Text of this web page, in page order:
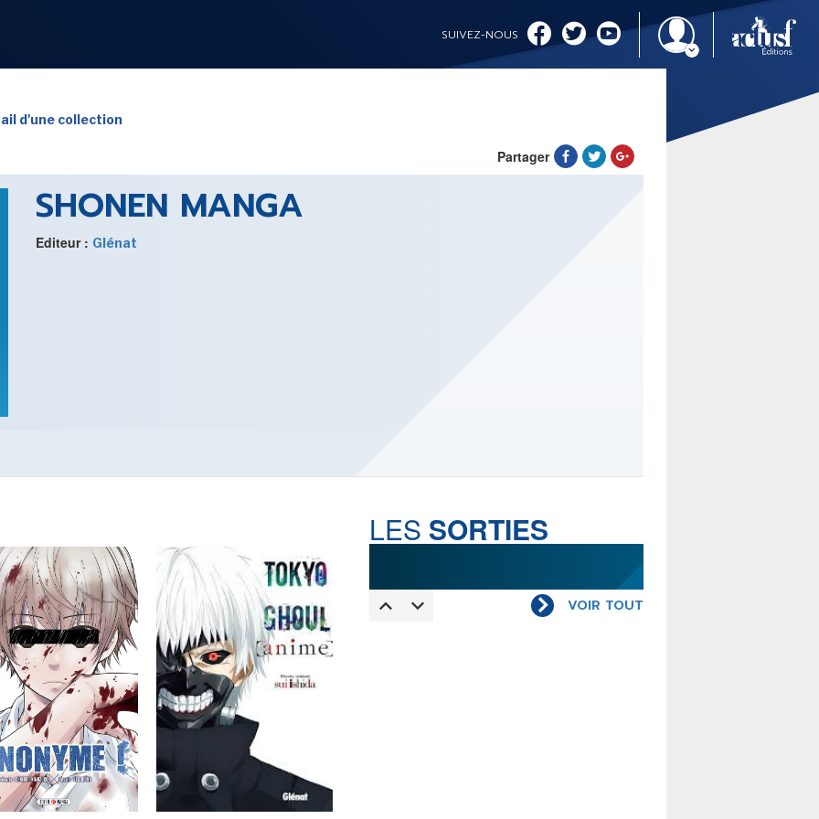
SUIVEZ-NOUS
LES UTOPIALES 2025
ÉVÉNEMENTS
CONVENTION
SPECTACLE
DÉBAT
EMISSION
L'AGENDA
DERNIERS
ÉVÉNEMENTS
d'une collection
Partager
SHONEN MANGA
Editeur : Glénat
LES SORTIES
VOIR TOUT